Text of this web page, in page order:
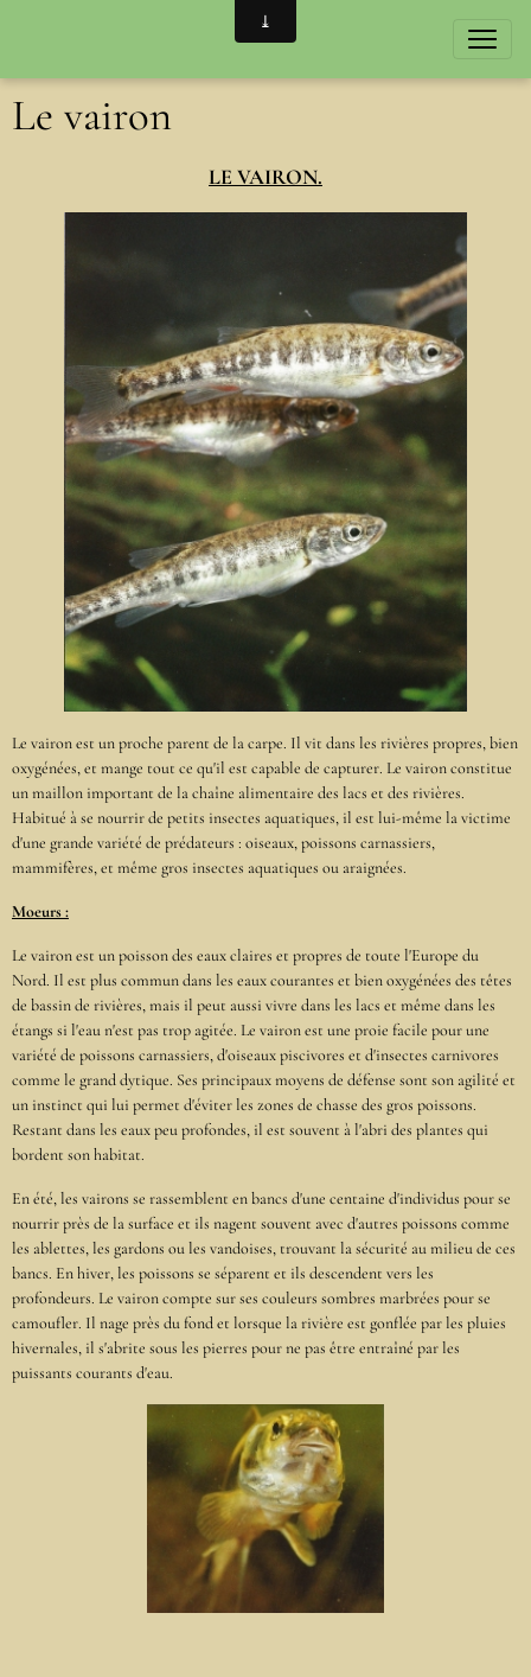
Le vairon
LE VAIRON.
Le vairon est un proche parent de la carpe. Il vit dans les rivières propres, bien
oxygénées, et mange tout ce qu'il est capable de capturer. Le vairon constitue
un maillon important de la chaîne alimentaire des lacs et des rivières.
Habitué à se nourrir de petits insectes aquatiques, il est lui-même la victime
d'une grande variété de prédateurs : oiseaux, poissons carnassiers,
mammifères, et même gros insectes aquatiques ou araignées.
Moeurs :
Le vairon est un poisson des eaux claires et propres de toute l'Europe du
Nord. Il est plus commun dans les eaux courantes et bien oxygénées des têtes
de bassin de rivières, mais il peut aussi vivre dans les lacs et même dans les
étangs si l'eau n'est pas trop agitée. Le vairon est une proie facile pour une
variété de poissons carnassiers, d'oiseaux piscivores et d'insectes carnivores
comme le grand dytique. Ses principaux moyens de défense sont son agilité et
un instinct qui lui permet d'éviter les zones de chasse des gros poissons.
Restant dans les eaux peu profondes, il est souvent à l'abri des plantes qui
bordent son habitat.
En été, les vairons se rassemblent en bancs d'une centaine d'individus pour se
nourrir près de la surface et ils nagent souvent avec d'autres poissons comme
les ablettes, les gardons ou les vandoises, trouvant la sécurité au milieu de ces
bancs. En hiver, les poissons se séparent et ils descendent vers les
profondeurs. Le vairon compte sur ses couleurs sombres marbrées pour se
camoufler. Il nage près du fond et lorsque la rivière est gonflée par les pluies
hivernales, il s'abrite sous les pierres pour ne pas être entraîné par les
puissants courants d'eau.